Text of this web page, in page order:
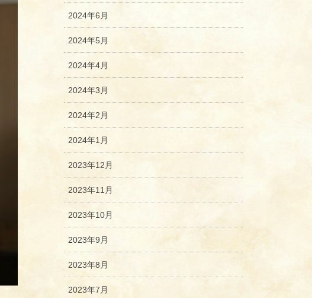
2024年6月
2024年5月
2024年4月
2024年3月
2024年2月
2024年1月
2023年12月
2023年11月
2023年10月
2023年9月
2023年8月
2023年7月